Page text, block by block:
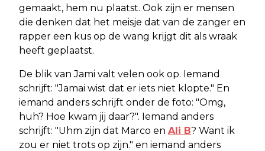
gemaakt, hem nu plaatst. Ook zijn er mensen
die denken dat het meisje dat van de zanger en
rapper een kus op de wang krijgt dit als wraak
heeft geplaatst.
De blik van Jami valt velen ook op. Iemand
schrijft: "Jamai wist dat er iets niet klopte." En
iemand anders schrijft onder de foto: "Omg,
huh? Hoe kwam jij daar?". Iemand anders
schrijft: "Uhm zijn dat Marco en Ali B? Want ik
zou er niet trots op zijn." en iemand anders